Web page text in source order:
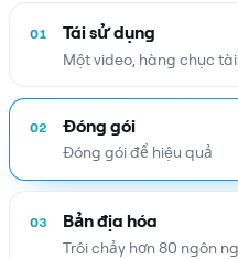
01 Tái sử dụng
Một video, hàng chục
02 Đóng gói
Đóng gói để hiệu quả
03 Bản địa hóa
Trôi chảy hơn 80 ngôn